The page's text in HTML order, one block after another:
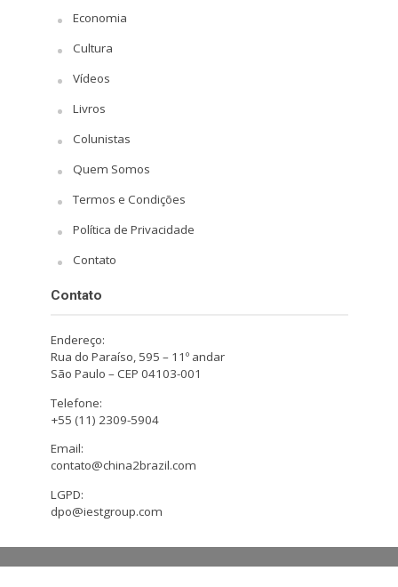
Economia
Cultura
Vídeos
Livros
Colunistas
Quem Somos
Termos e Condições
Política de Privacidade
Contato
Contato
Endereço:
Rua do Paraíso, 595 – 11º andar
São Paulo – CEP 04103-001
Telefone:
+55 (11) 2309-5904
Email:
contato@china2brazil.com
LGPD:
dpo@iestgroup.com